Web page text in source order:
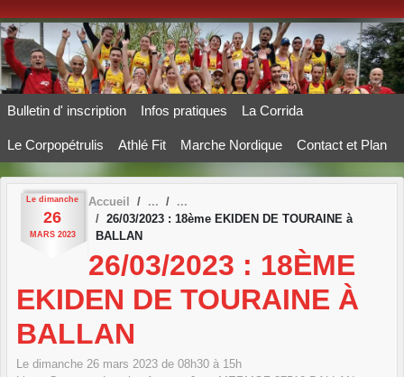
Bulletin d' inscription Infos pratiques La Corrida
Le Corpopétrulis Athlé Fit Marche Nordique Contact et Plan
Le dimanche
26
MARS 2023
Accueil
26/03/2023 : 18ème EKIDEN DE TOURAINE à
BALLAN
26/03/2023 : 18ÈME
EKIDEN DE TOURAINE À
BALLAN
Le dimanche 26 mars 2023 de 08h30 à 15h